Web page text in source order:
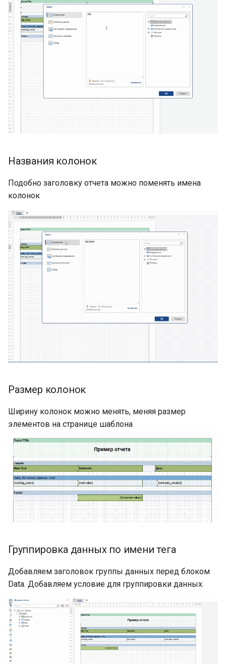
Названия колонок
Подобно заголовку отчета можно поменять имена
колонок
Размер колонок
Ширину колонок можно менять, меняя размер
элементов на странице шаблона
Группировка данных по имени тега
Добавляем заголовок группы данных перед блоком
Data. Добавляем условие для группировки данных.